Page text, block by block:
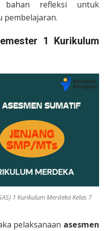
bahan refleksi untuk
pembelajaran.
1 Kurikulum
1 Kurikulum Merdeka Kelas 7
pelaksanaan asesmen